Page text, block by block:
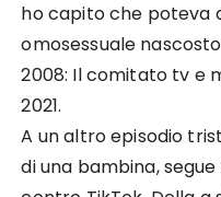
ho capito che poteva
omosessuale
2008: Il comitato tv e
2021.
A un altro episodio
di una bambina,